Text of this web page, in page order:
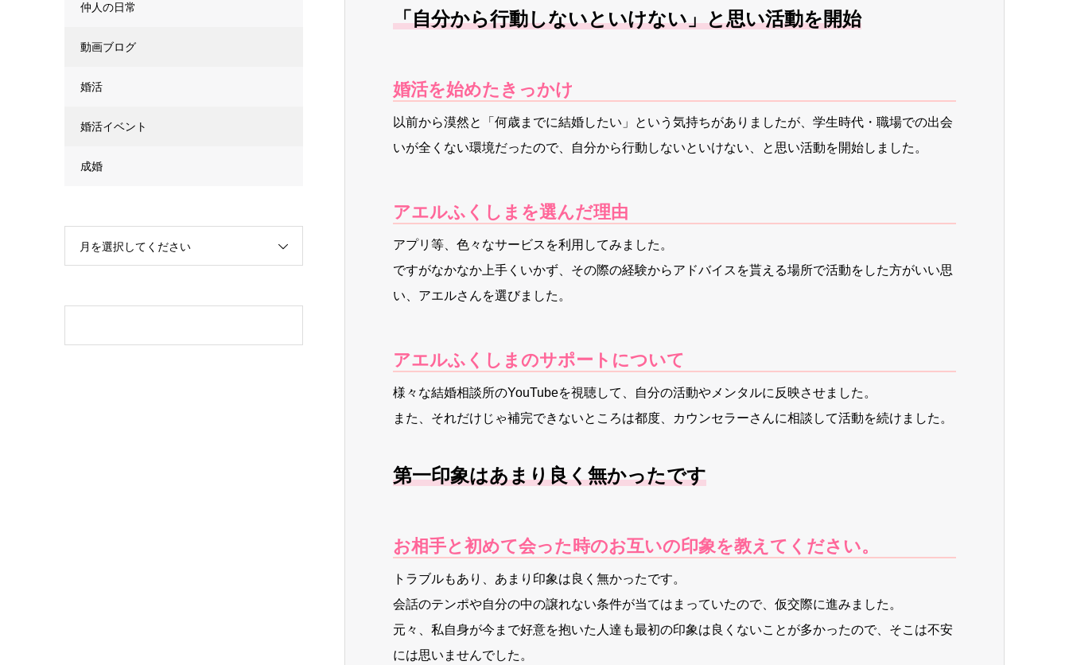
「自分から行動しないといけない」と思い活動を開始
婚活を始めたきっかけ
以前から漠然と「何歳までに結婚したい」という気持ちがありましたが、学生時代・職場での出会
いが全くない環境だったので、自分から行動しないといけない、と思い活動を開始しました。
アエルふくしまを選んだ理由
アプリ等、色々なサービスを利用してみました。
ですがなかなか上手くいかず、その際の経験からアドバイスを貰える場所で活動をした方がいい思
い、アエルさんを選びました。
アエルふくしまのサポートについて
様々な結婚相談所のYouTubeを視聴して、自分の活動やメンタルに反映させました。
また、それだけじゃ補完できないところは都度、カウンセラーさんに相談して活動を続けました。
第一印象はあまり良く無かったです
お相手と初めて会った時のお互いの印象を教えてください。
トラブルもあり、あまり印象は良く無かったです。
会話のテンポや自分の中の譲れない条件が当てはまっていたので、仮交際に進みました。
元々、私自身が今まで好意を抱いた人達も最初の印象は良くないことが多かったので、そこは不安
には思いませんでした。
仲人の日常
動画ブログ
婚活
婚活イベント
成婚
月を選択してください